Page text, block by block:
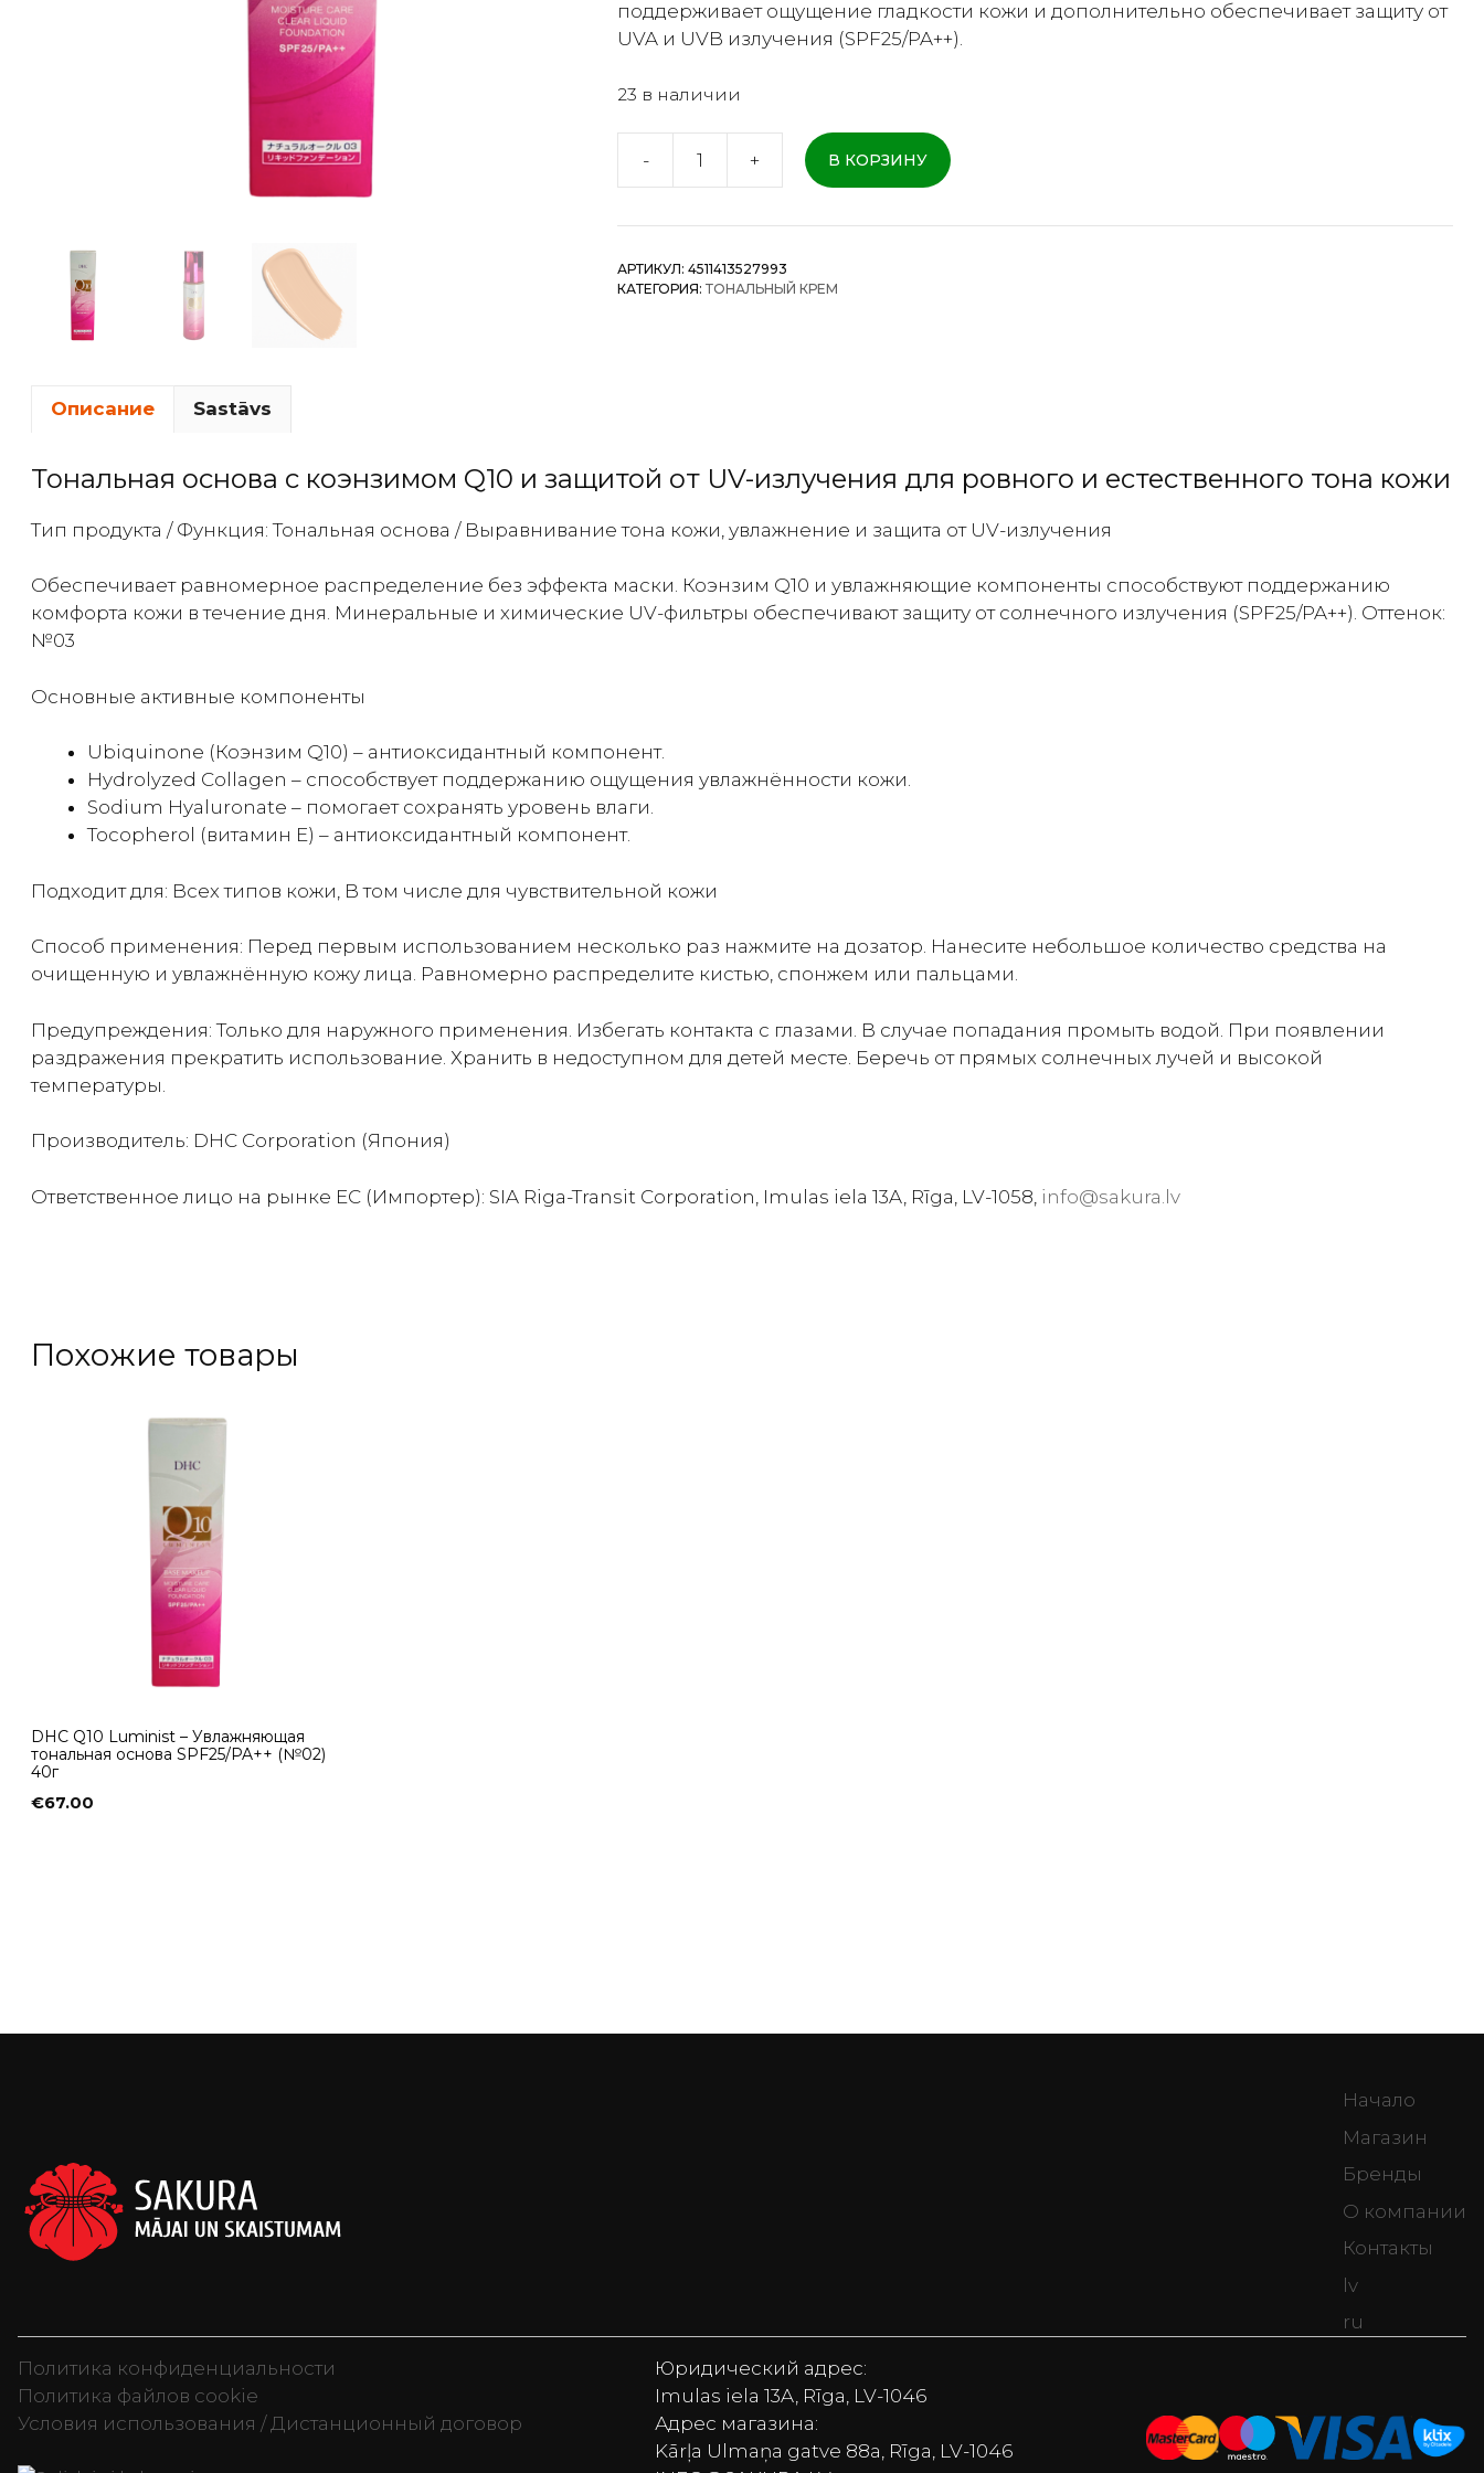
поддерживает ощущение гладкости кожи и дополнительно обеспечивает защиту от
UVA и UVB излучения (SPF25/PA++).
23 в наличии
-
Количество
DHC
Luminist
40г
+ В КОРЗИНУ
АРТИКУЛ:4511413527993
КАТЕГОРИЯ:ТОНАЛЬНЫЙ КРЕМ
Описание Sastāvs
Тональная основа с коэнзимом Q10 и защитой от UV-излучения для ровного и естественного тона кожи
Тип продукта / Функция: Тональная основа / Выравнивание тона кожи, увлажнение и защита от UV-излучения
Обеспечивает равномерное распределение без эффекта маски. Коэнзим Q10 и увлажняющие компоненты способствуют поддержанию
комфорта кожи в течение дня. Минеральные и химические UV-фильтры обеспечивают защиту от солнечного излучения (SPF25/PA++). Оттенок:
№03
Основные активные компоненты
Ubiquinone (Коэнзим Q10) – антиоксидантный компонент.
Hydrolyzed Collagen – способствует поддержанию ощущения увлажнённости кожи.
Sodium Hyaluronate – помогает сохранять уровень влаги.
Tocopherol (витамин E) – антиоксидантный компонент.
Подходит для: Всех типов кожи, В том числе для чувствительной кожи
Способ применения: Перед первым использованием несколько раз нажмите на дозатор. Нанесите небольшое количество средства на
очищенную и увлажнённую кожу лица. Равномерно распределите кистью, спонжем или пальцами.
Предупреждения: Только для наружного применения. Избегать контакта с глазами. В случае попадания промыть водой. При появлении
раздражения прекратить использование. Хранить в недоступном для детей месте. Беречь от прямых солнечных лучей и высокой
температуры.
Производитель: DHC Corporation (Япония)
Ответственное лицо на рынке ЕС (Импортер): SIA Riga-Transit Corporation, Imulas iela 13A, Rīga, LV-1058, info@sakura.lv
Похожие товары
DHC Q10 Luminist – Увлажняющая
тональная основа SPF25/PA++ (№02)
40г
€67.00
Начало
Магазин
Бренды
О компании
Контакты
lv
ru
Политика конфиденциальности
Политика файлов cookie
Условия использования / Дистанционный договор
Юридический адрес:
Imulas iela 13A, Rīga, LV-1046
Адрес магазина:
Kārļa Ulmaņa gatve 88a, Rīga, LV-1046